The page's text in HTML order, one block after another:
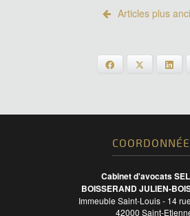
Articles plus
Facebook
Cabinet d'avocats
BOISSERAND JULIEN-
Immeuble Saint-Louis - 14
42000 Saint-